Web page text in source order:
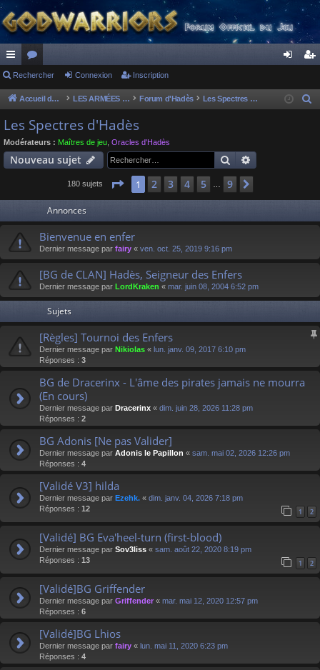
ac
co
ur
ci
or
u
m
s
ne cri
Rechercher Connexion Inscription
Accueil du forum LES ARMÉES DIVINES - FORUMS DE CLAN Forum d'Hadès Les Spectres d'Hadès
e
Les Spectres d'Hadès
Modérateurs : Maîtres de jeu Oracles d'Hadès
Nouveau sujet Rechercher
180 sujets Page 1sur
1 2 3 4 5 9
Annonces
Bienvenue en enfer
Dernier message par fairy « ven. oct. 25, 2019 9:16 pm
[BG de CLAN] Hadès, Seigneur des Enfers
Dernier message par LordKraken « mar. juin 08, 2004 6:52 pm
Sujets
[Règles] Tournoi des Enfers
Dernier message par Nikiolas « lun. janv. 09, 2017 6:10 pm
Réponses : 3
BG de Dracerinx - L'âme des pirates jamais ne mourra
(En cours)
Dernier message par Dracerinx « dim. juin 28, 2026 11:28 pm
Réponses : 2
BG Adonis [Ne pas Valider]
Dernier message par Adonis le Papillon « sam. mai 02, 2026 12:26 pm
Réponses : 4
[Validé V3] hilda
Dernier message par Ezehk. « dim. janv. 04, 2026 7:18 pm
Réponses : 12 1 2
[Validé] BG Eva'heel-turn (first-blood)
Dernier message par Sov3liss « sam. août 22, 2020 8:19 pm
Réponses : 13 1 2
[Validé]BG Griffender
Dernier message par Griffender « mar. mai 12, 2020 12:57 pm
Réponses : 6
[Validé]BG Lhios
Dernier message par fairy « lun. mai 11, 2020 6:23 pm
Réponses : 4